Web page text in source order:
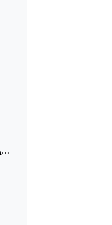
B. ANALYSEUR DE PERFORMANCES